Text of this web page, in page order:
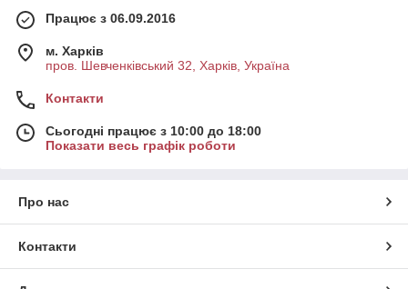
Працює з 06.09.2016
м. Харків
пров. Шевченківський 32, Харків, Україна
Контакти
Сьогодні працює з 10:00 до 18:00
Показати весь графік роботи
Про нас
Контакти